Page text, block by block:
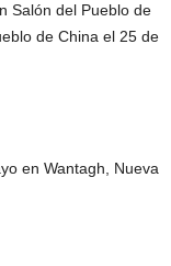
Salón del Pueblo de
de China el 25 de
en Wantagh, Nueva